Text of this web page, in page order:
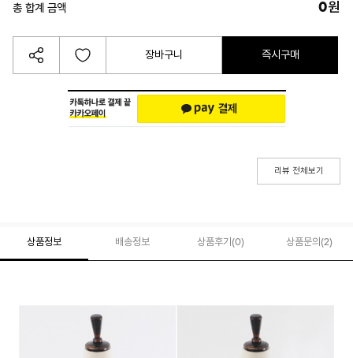
총 합계 금액 0원
장바구니 즉시구매
리뷰 전체보기
상품정보 배송정보 상품후기(0) 상품문의 (2)